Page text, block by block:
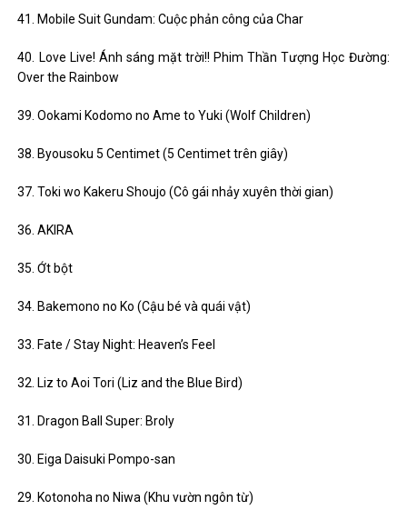
41. Mobile Suit Gundam: Cuộc phản công của Char
40. Love Live! Ánh sáng mặt trời!! Phim Thần Tượng Học Đường:
Over the Rainbow
39. Ookami Kodomo no Ame to Yuki (Wolf Children)
38. Byousoku 5 Centimet (5 Centimet trên giây)
37. Toki wo Kakeru Shoujo (Cô gái nhảy xuyên thời gian)
36. AKIRA
35. Ớt bột
34. Bakemono no Ko (Cậu bé và quái vật)
33. Fate / Stay Night: Heaven’s Feel
32. Liz to Aoi Tori (Liz and the Blue Bird)
31. Dragon Ball Super: Broly
30. Eiga Daisuki Pompo-san
29. Kotonoha no Niwa (Khu vườn ngôn từ)